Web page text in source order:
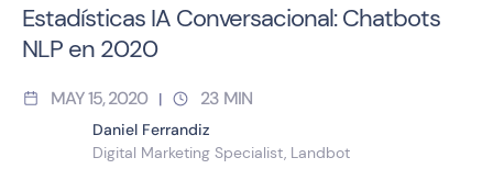
Estadísticas IA Conversacional: Chatbots
NLP en 2020
MAY 15, 2020 | 23 MIN
Daniel Ferrandiz
Digital Marketing Specialist, Landbot